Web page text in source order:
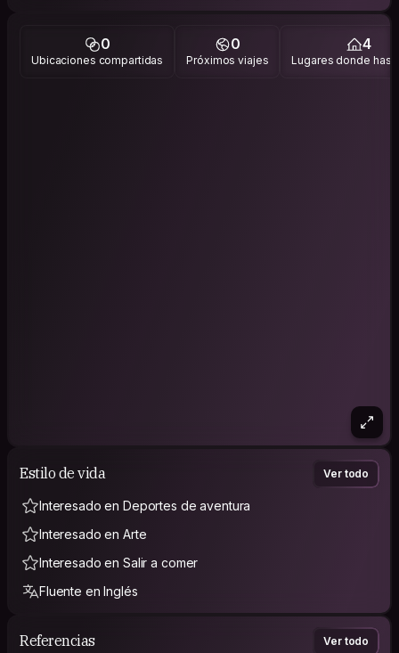
0
Ubicaciones compartidas
0
Próximos viajes
4
Lugares donde has
Estilo de vida Ver todo
Interesado en Deportes de aventura
Interesado en Arte
Interesado en Salir a comer
Fluente en Inglés
Referencias Ver todo